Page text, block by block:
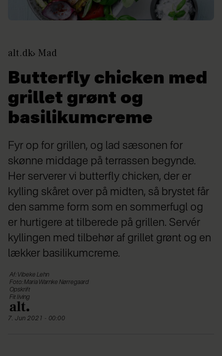
alt.dk Mad
Butterfly chicken med
grillet grønt og
basilikumcreme
Fyr op for grillen, og lad sæsonen for
skønne middage på terrassen begynde.
Her serverer vi butterfly chicken, der er
kylling skåret over på midten, så brystet får
den samme form som en sommerfugl og
er hurtigere at tilberede på grillen. Servér
kyllingen med tilbehør af grillet grønt og en
lækker basilikumcreme.
Af: Vibeke Lehn
Foto: Maria Warnke Nørregaard
Opskrift
Fit living
7. Jun 2021 - 00:00